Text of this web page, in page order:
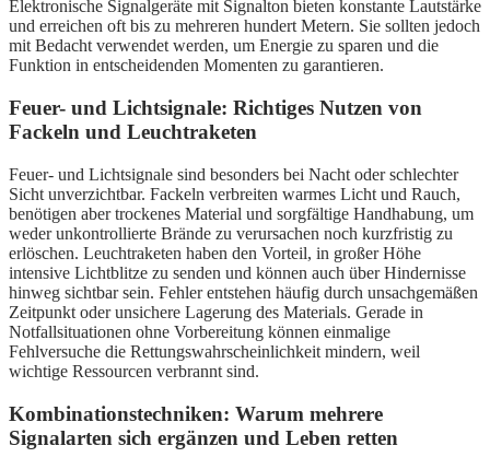
Elektronische Signalgeräte mit Signalton bieten konstante Lautstärke
und erreichen oft bis zu mehreren hundert Metern. Sie sollten jedoch
mit Bedacht verwendet werden, um Energie zu sparen und die
Funktion in entscheidenden Momenten zu garantieren.
Feuer- und Lichtsignale: Richtiges Nutzen von
Fackeln und Leuchtraketen
Feuer- und Lichtsignale sind besonders bei Nacht oder schlechter
Sicht unverzichtbar. Fackeln verbreiten warmes Licht und Rauch,
benötigen aber trockenes Material und sorgfältige Handhabung, um
weder unkontrollierte Brände zu verursachen noch kurzfristig zu
erlöschen. Leuchtraketen haben den Vorteil, in großer Höhe
intensive Lichtblitze zu senden und können auch über Hindernisse
hinweg sichtbar sein. Fehler entstehen häufig durch unsachgemäßen
Zeitpunkt oder unsichere Lagerung des Materials. Gerade in
Notfallsituationen ohne Vorbereitung können einmalige
Fehlversuche die Rettungswahrscheinlichkeit mindern, weil
wichtige Ressourcen verbrannt sind.
Kombinationstechniken: Warum mehrere
Signalarten sich ergänzen und Leben retten